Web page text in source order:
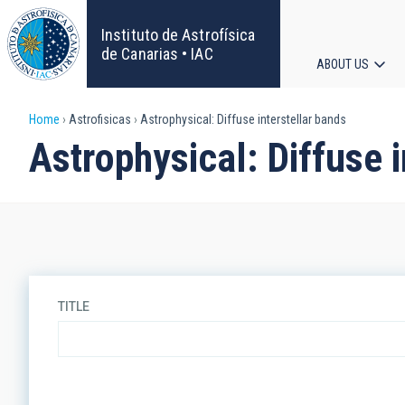
Skip
to
main
content
Instituto de Astrofísica
de Canarias • IAC
ABOUT US
Breadcrumb
Home Astrofisicas Astrophysical: Diffuse interstellar bands
Astrophysical: Diffuse
TITLE